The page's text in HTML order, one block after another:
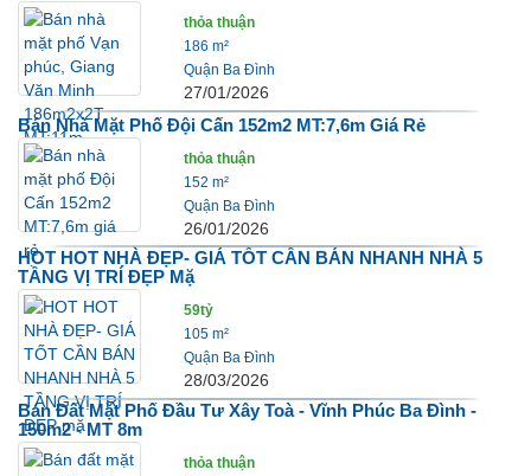
thỏa thuận
186 m²
Quận Ba Đình
27/01/2026
Bán Nhà Mặt Phố Đội Cấn 152m2 MT:7,6m Giá Rẻ
thỏa thuận
152 m²
Quận Ba Đình
26/01/2026
HOT HOT NHÀ ĐẸP- GIÁ TỐT CẦN BÁN NHANH NHÀ 5
TẦNG VỊ TRÍ ĐẸP Mặ
59tỷ
105 m²
Quận Ba Đình
28/03/2026
Bán Đất Mặt Phố Đầu Tư Xây Toà - Vĩnh Phúc Ba Đình -
150m2 - MT 8m
thỏa thuận